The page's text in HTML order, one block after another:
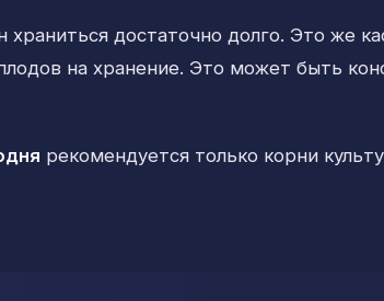
достаточно долго. Это же
на хранение. Это может быть
рекомендуется только корни